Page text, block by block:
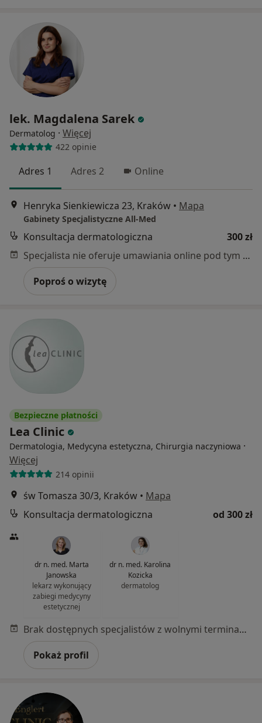
lek. Magdalena Sarek
Dermatolog · Więcej
422 opinie
Adres 1 Adres 2 Online
Henryka Sienkiewicza 23, Kraków • Mapa
Gabinety Specjalistyczne All-Med
Konsultacja dermatologiczna
300 zł
Specjalista nie oferuje umawiania online pod tym adresem.
Poproś o wizytę
Bezpieczne płatności
Lea Clinic
Dermatologia, Medycyna estetyczna, Chirurgia naczyniowa ·
Więcej
214 opinii
św Tomasza 30/3, Kraków • Mapa
Konsultacja dermatologiczna
od 300 zł
dr n. med. Marta
Janowska
lekarz wykonujący
zabiegi medycyny
estetycznej
dr n. med. Karolina
Kozicka
dermatolog
Brak dostępnych specjalistów z wolnymi terminami w tym centrum medycznym.
Pokaż profil